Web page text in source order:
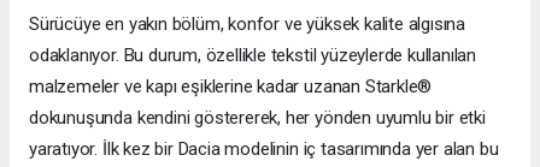
Sürücüye en yakın bölüm, konfor ve yüksek kalite algısına
odaklanıyor. Bu durum, özellikle tekstil yüzeylerde kullanılan
malzemeler ve kapı eşiklerine kadar uzanan Starkle®
dokunuşunda kendini göstererek, her yönden uyumlu bir etki
yaratıyor. İlk kez bir Dacia modelinin iç tasarımında yer alan bu